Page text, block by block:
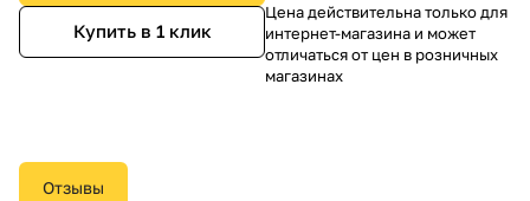
Купить в 1 клик
Цена действительна только для
интернет-магазина и может
отличаться от цен в розничных
магазинах
Отзывы